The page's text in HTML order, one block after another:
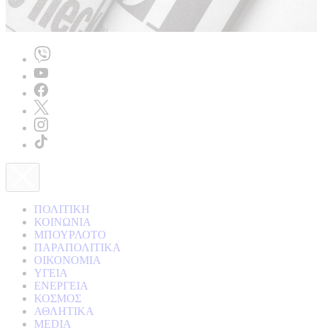
ΠΟΛΙΤΙΚΗ
ΚΟΙΝΩΝΙΑ
ΜΠΟΥΡΛΟΤΟ
ΠΑΡΑΠΟΛΙΤΙΚΑ
ΟΙΚΟΝΟΜΙΑ
ΥΓΕΙΑ
ΕΝΕΡΓΕΙΑ
ΚΟΣΜΟΣ
ΑΘΛΗΤΙΚΑ
MEDIA